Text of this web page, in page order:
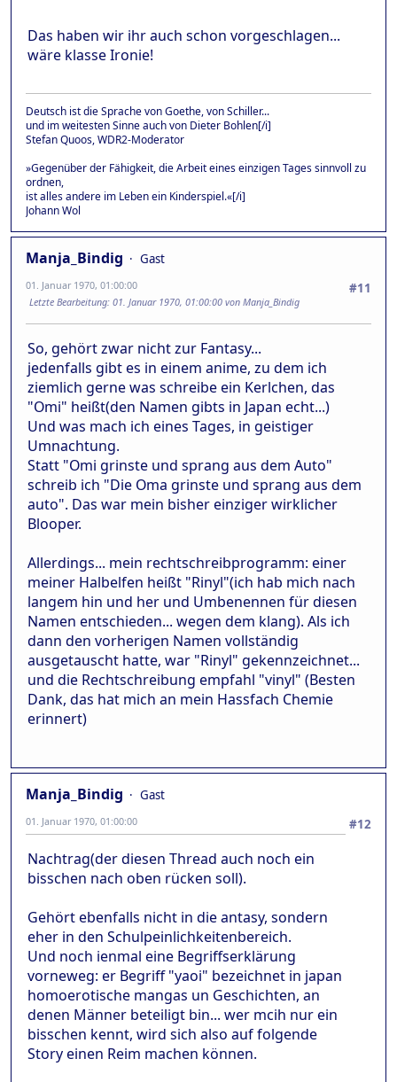
Das haben wir ihr auch schon vorgeschlagen...
wäre klasse Ironie!
Deutsch ist die Sprache von Goethe, von Schiller...
und im weitesten Sinne auch von Dieter Bohlen[/i]
Stefan Quoos, WDR2-Moderator
»Gegenüber der Fähigkeit, die Arbeit eines einzigen Tages sinnvoll zu
ordnen,
ist alles andere im Leben ein Kinderspiel.«[/i]
Johann Wol
Manja_Bindig
Gast
#11
01. Januar 1970, 01:00:00
Letzte Bearbeitung: 01. Januar 1970, 01:00:00 von Manja_Bindig
So, gehört zwar nicht zur Fantasy...
jedenfalls gibt es in einem anime, zu dem ich
ziemlich gerne was schreibe ein Kerlchen, das
"Omi" heißt(den Namen gibts in Japan echt...)
Und was mach ich eines Tages, in geistiger
Umnachtung.
Statt "Omi grinste und sprang aus dem Auto"
schreib ich "Die Oma grinste und sprang aus dem
auto". Das war mein bisher einziger wirklicher
Blooper.
Allerdings... mein rechtschreibprogramm: einer
meiner Halbelfen heißt "Rinyl"(ich hab mich nach
langem hin und her und Umbenennen für diesen
Namen entschieden... wegen dem klang). Als ich
dann den vorherigen Namen vollständig
ausgetauscht hatte, war "Rinyl" gekennzeichnet...
und die Rechtschreibung empfahl "vinyl" (Besten
Dank, das hat mich an mein Hassfach Chemie
erinnert)
Manja_Bindig
Gast
#12
01. Januar 1970, 01:00:00
Nachtrag(der diesen Thread auch noch ein
bisschen nach oben rücken soll).
Gehört ebenfalls nicht in die antasy, sondern
eher in den Schulpeinlichkeitenbereich.
Und noch ienmal eine Begriffserklärung
vorneweg: er Begriff "yaoi" bezeichnet in japan
homoerotische mangas un Geschichten, an
denen Männer beteiligt bin... wer mcih nur ein
bisschen kennt, wird sich also auf folgende
Story einen Reim machen können.